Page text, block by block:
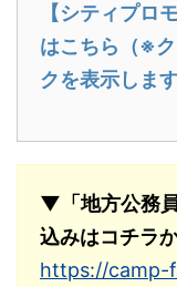
【シティプ
はこちら（※
クを表示します
▼「地方公務
込みはコチラ
https://camp-